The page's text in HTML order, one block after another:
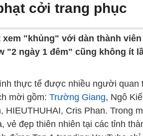
cởi trang phục
"khủng" với dàn thành viên
"2 ngày 1 đêm" cũng không ít
thực tế được nhiều người quan
mời gồm: Trường Giang, Ngô
HIEUTHUHAI, Cris Phan. Trong
vẻ đẹp thiên nhiên tại các tỉnh